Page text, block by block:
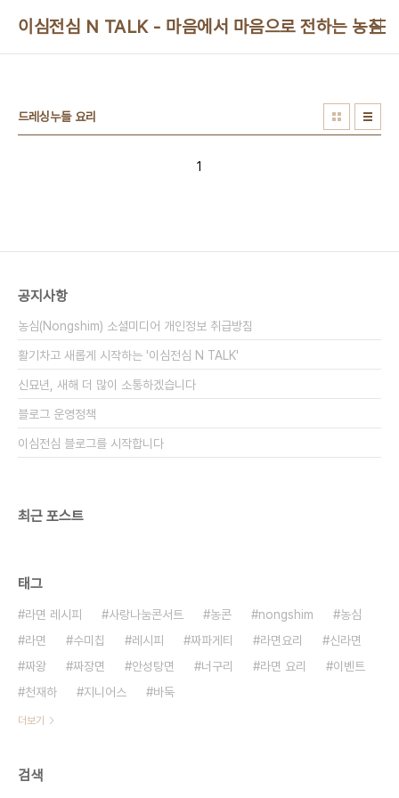
이심전심 N TALK - 마음에서 마음으로 전하는 농심
드레싱누들 요리
1
공지사항
농심(Nongshim) 소셜미디어 개인정보 취급방침
활기차고 새롭게 시작하는 '이심전심 N TALK'
신묘년, 새해 더 많이 소통하겠습니다
블로그 운영정책
이심전심 블로그를 시작합니다
최근 포스트
태그
라면 레시피 사랑나눔콘서트 농콘 nongshim
농심
라면
수미칩 레시피 짜파게티 라면요리
신라면
짜왕
짜장면 안성탕면 너구리 라면 요리
이벤트
천재하
지니어스 바둑
더보기
검색